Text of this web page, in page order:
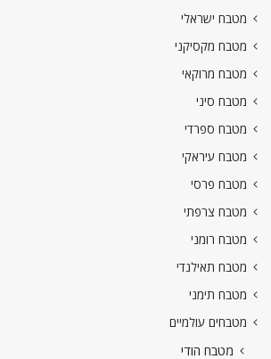
מטבח ישראלי
מטבח מקסיקני
מטבח מרוקאי
מטבח סיני
מטבח ספרדי
מטבח עיראקי
מטבח פרסי
מטבח צרפתי
מטבח רומני
מטבח תאילנדי
מטבח תימני
מטבחים עולמיים
מטבח הודי